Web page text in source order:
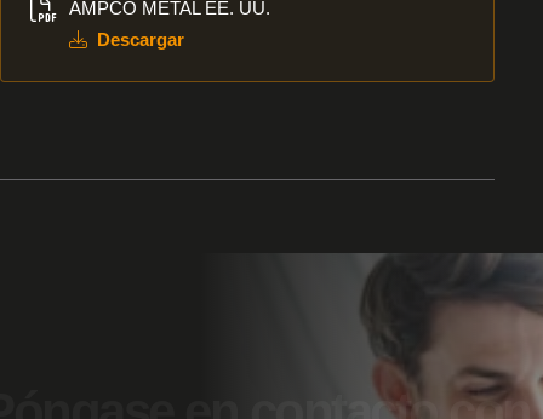
AMPCO METAL EE. UU.
Descargar